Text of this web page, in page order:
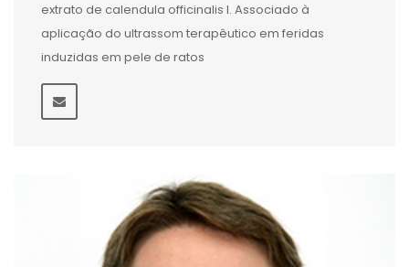
extrato de calendula officinalis l. Associado à
aplicação do ultrassom terapêutico em feridas
induzidas em pele de ratos